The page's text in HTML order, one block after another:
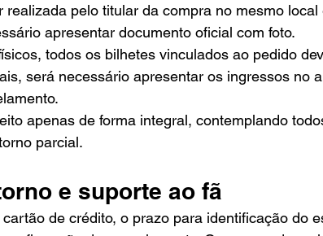
realizada pelo titular da compra no mesmo
apresentar documento oficial com foto.
todos os bilhetes vinculados ao pedido
será necessário apresentar os ingressos no
apenas de forma integral, contemplando
parcial.
e suporte ao fã
de crédito, o prazo para identificação do